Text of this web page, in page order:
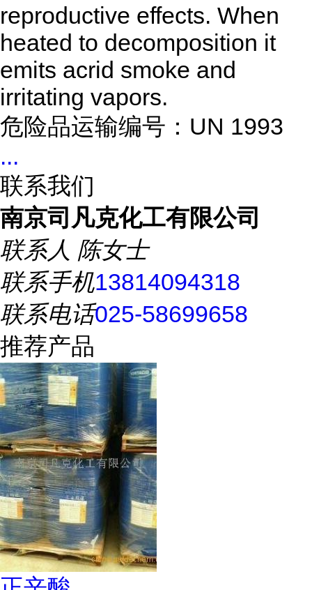
reproductive effects. When
heated to decomposition it
emits acrid smoke and
irritating vapors.
危险品运输编号：UN 1993
...
联系我们
南京司凡克化工有限公司
联系人 陈女士
联系手机13814094318
联系电话025-58699658
推荐产品